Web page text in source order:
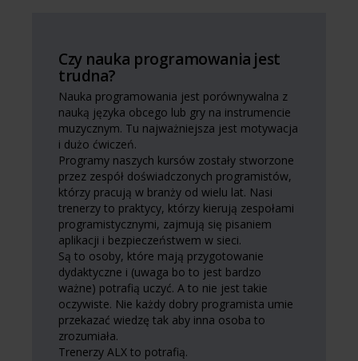
Czy nauka programowania jest
trudna?
Nauka programowania jest porównywalna z
nauką języka obcego lub gry na instrumencie
muzycznym. Tu najważniejsza jest motywacja
i dużo ćwiczeń.
Programy naszych kursów zostały stworzone
przez zespół doświadczonych programistów,
którzy pracują w branży od wielu lat. Nasi
trenerzy to praktycy, którzy kierują zespołami
programistycznymi, zajmują się pisaniem
aplikacji i bezpieczeństwem w sieci.
Są to osoby, które mają przygotowanie
dydaktyczne i (uwaga bo to jest bardzo
ważne) potrafią uczyć. A to nie jest takie
oczywiste. Nie każdy dobry programista umie
przekazać wiedzę tak aby inna osoba to
zrozumiała.
Trenerzy ALX to potrafią.